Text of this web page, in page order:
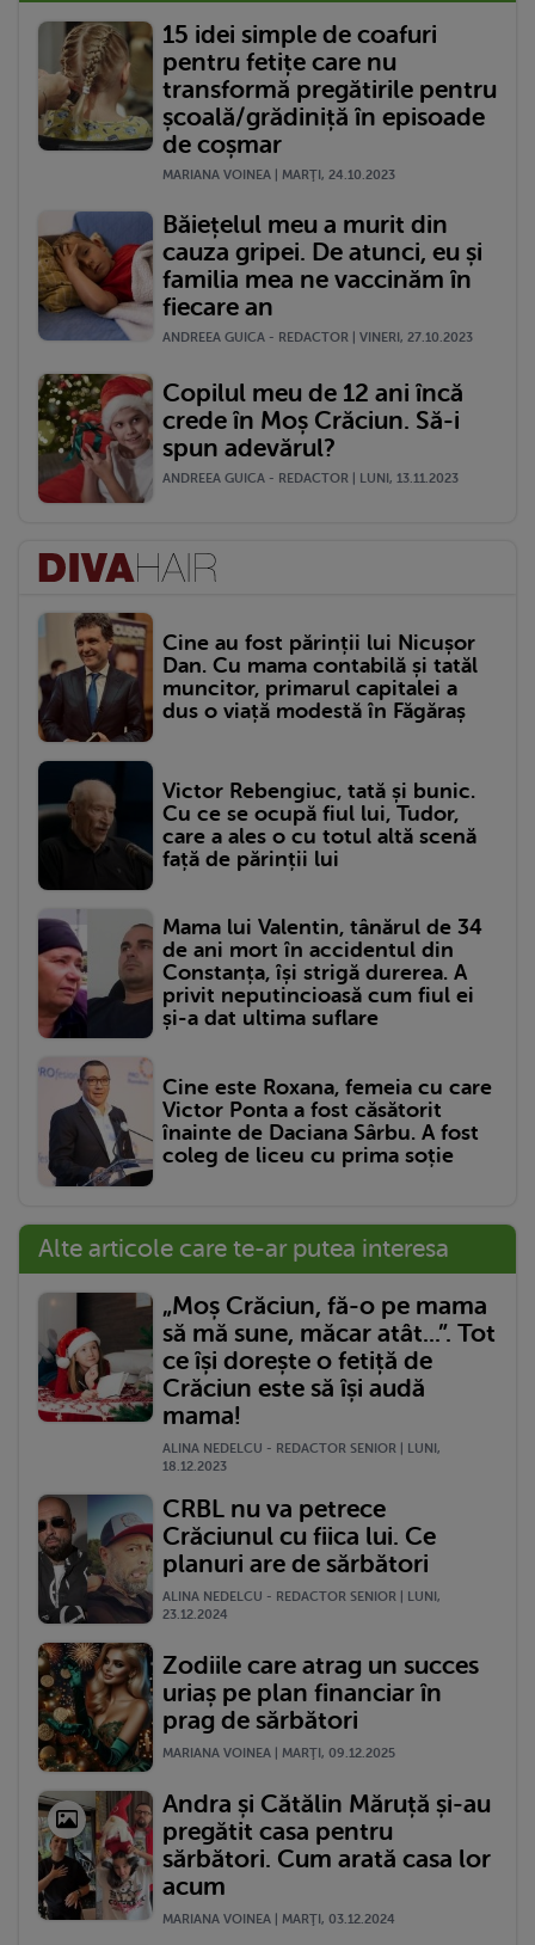
15 idei simple de coafuri
pentru fetițe care nu
transformă pregătirile pentru
școală/grădiniță în episoade
de coșmar
MARIANA VOINEA | MARŢI, 24.10.2023
Băiețelul meu a murit din
cauza gripei. De atunci, eu și
familia mea ne vaccinăm în
fiecare an
ANDREEA GUICA - REDACTOR | VINERI, 27.10.2023
Copilul meu de 12 ani încă
crede în Moș Crăciun. Să-i
spun adevărul?
ANDREEA GUICA - REDACTOR | LUNI, 13.11.2023
Cine au fost părinții lui Nicușor
Dan. Cu mama contabilă și tatăl
muncitor, primarul capitalei a
dus o viață modestă în Făgăraș
Victor Rebengiuc, tată și bunic.
Cu ce se ocupă fiul lui, Tudor,
care a ales o cu totul altă scenă
față de părinții lui
Mama lui Valentin, tânărul de 34
de ani mort în accidentul din
Constanța, își strigă durerea. A
privit neputincioasă cum fiul ei
și-a dat ultima suflare
Cine este Roxana, femeia cu care
Victor Ponta a fost căsătorit
înainte de Daciana Sârbu. A fost
coleg de liceu cu prima soție
Alte articole care te-ar putea interesa
„Moș Crăciun, fă-o pe mama
să mă sune, măcar atât...”. Tot
ce își dorește o fetiță de
Crăciun este să își audă
mama!
ALINA NEDELCU - REDACTOR SENIOR | LUNI,
18.12.2023
CRBL nu va petrece
Crăciunul cu fiica lui. Ce
planuri are de sărbători
ALINA NEDELCU - REDACTOR SENIOR | LUNI,
23.12.2024
Zodiile care atrag un succes
uriaș pe plan financiar în
prag de sărbători
MARIANA VOINEA | MARŢI, 09.12.2025
Andra și Cătălin Măruță și-au
pregătit casa pentru
sărbători. Cum arată casa lor
acum
MARIANA VOINEA | MARŢI, 03.12.2024